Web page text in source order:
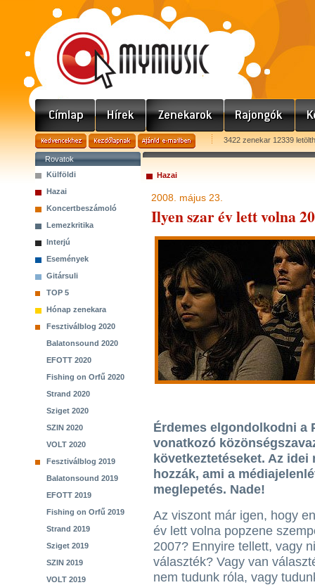
3422 zenekar 12339
Rovatok
Külföldi
Hazai
Koncertbeszámoló
Lemezkritika
Interjú
Események
Gitársuli
TOP 5
Hónap zenekara
Fesztiválblog 2020
Balatonsound 2020
EFOTT 2020
Fishing on Orfű 2020
Strand 2020
Sziget 2020
SZIN 2020
VOLT 2020
Fesztiválblog 2019
Balatonsound 2019
EFOTT 2019
Fishing on Orfű 2019
Strand 2019
Sziget 2019
SZIN 2019
VOLT 2019
Hazai
2008. május 23.
Ilyen szar év lett volna
Érdemes elgondolkodni a
vonatkozó
következtetéseket. Az
hozzák, ami a
meglepetés. Nade!
Az viszont már igen, hogy
év lett volna popzene
2007? Ennyire tellett, vagy
választék? Vagy van
nem tudunk róla, vagy